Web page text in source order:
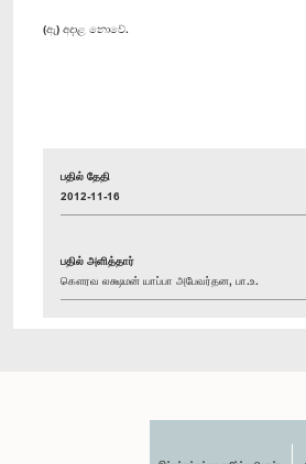
(ඇ) අදාළ නොවේ.
பதில் தேதி
2012-11-16
பதில் அளித்தார்
கௌரவ லக்ஷமன் யாப்பா அபேவர்தன, பா.உ.